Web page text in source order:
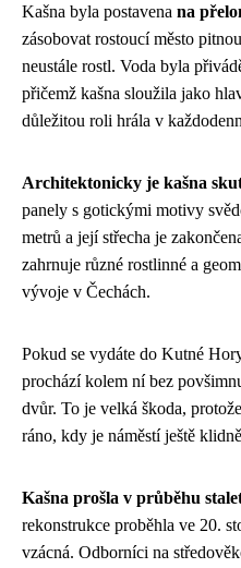
Kašna byla postavena na
zásobovat rostoucí město
neustále rostl. Voda byla
přičemž kašna sloužila jako
důležitou roli hrála v
Architektonicky je kašna
panely s gotickými motivy
metrů a její střecha je
zahrnuje různé rostlinné a
vývoje v Čechách.
Pokud se vydáte do Kutné
prochází kolem ní bez
dvůr. To je velká škoda,
ráno, kdy je náměstí ještě
Kašna prošla v průběhu
rekonstrukce proběhla ve 20.
vzácná. Odborníci na